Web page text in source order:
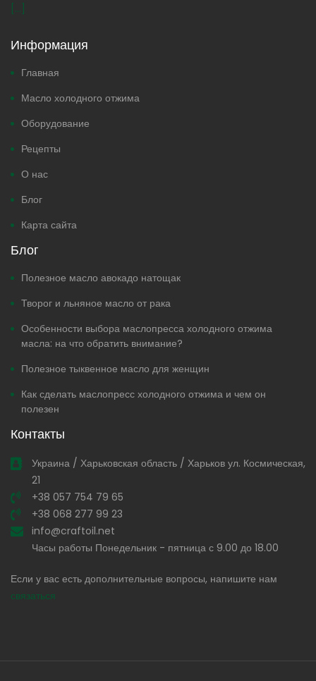
[...]
Информация
Главная
Масло холодного отжима
Оборудование
Рецепты
О нас
Блог
Карта сайта
Блог
Полезное масло авокадо натощак
Творог и льняное масло от рака
Особенности выбора маслопресса холодного отжима
масла: на что обратить внимание?
Полезное тыквенное масло для женщин
Как сделать маслопресс холодного отжима и чем он
полезен
Контакты
Украина / Харьковская область / Харьков ул. Космическая,
21
+38 057 754 79 65
+38 068 277 99 23
info@craftoil.net
Часы работы Понедельник - пятница с 9.00 до 18.00
Если у вас есть дополнительные вопросы, напишите нам
связаться